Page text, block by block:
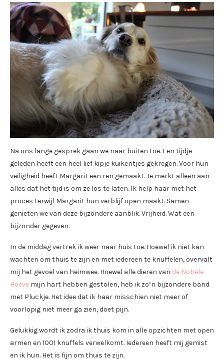
Na ons lange gesprek gaan we naar buiten toe. Een tijdje
geleden heeft een heel lief kipje kuikentjes gekregen. Voor hun
veiligheid heeft Margarit een ren gemaakt. Je merkt alleen aan
alles dat het tijd is om ze los te laten. Ik help haar met het
proces terwijl Margarit hun verblijf open maakt. Samen
genieten we van deze bijzondere aanblik. Vrijheid. Wat een
bijzonder gegeven.
In de middag vertrek ik weer naar huis toe. Hoewel ik niet kan
wachten om thuis te zijn en met iedereen te knuffelen, overvalt
mij het gevoel van heimwee. Hoewel alle dieren van de Nobele
Hoeve mijn hart hebben gestolen, heb ik zo’n bijzondere band
met Pluckje. Het idee dat ik haar misschien niet meer of
voorlopig niet meer ga zien, doet pijn.
Gelukkig wordt ik zodra ik thuis kom in alle opzichten met open
armen en 1001 knuffels verwelkomt. Iedereen heeft mij gemist
en ik hun. Het is fijn om thuis te zijn.